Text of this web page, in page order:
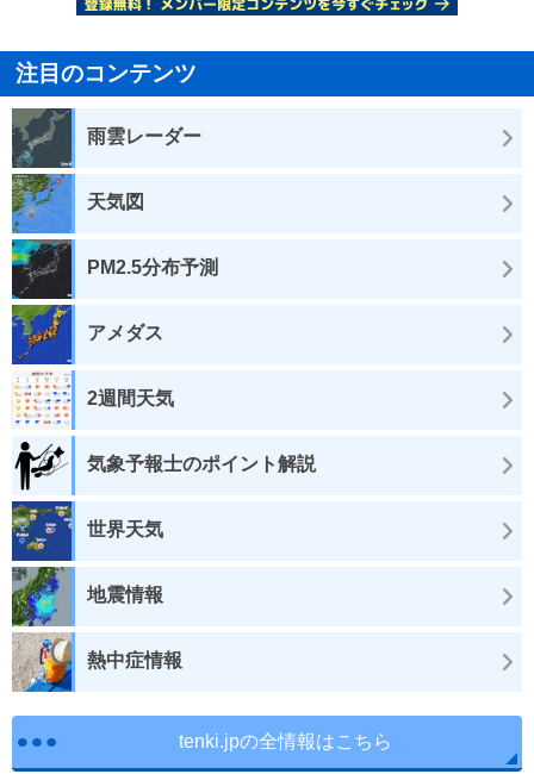
注目のコンテンツ
雨雲レーダー
天気図
PM2.5分布予測
アメダス
2週間天気
気象予報士のポイント解説
世界天気
地震情報
熱中症情報
tenki.jpの全情報はこちら